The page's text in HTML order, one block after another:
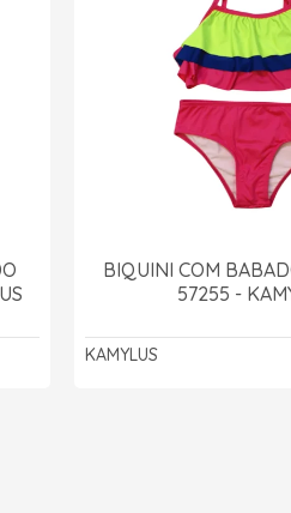
BIQUINI COM
57255 -
KAMYLUS